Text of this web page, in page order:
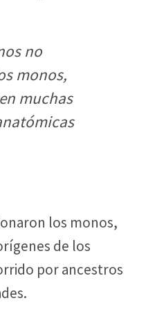
no
monos,
muchas
los monos,
de los
por ancestros